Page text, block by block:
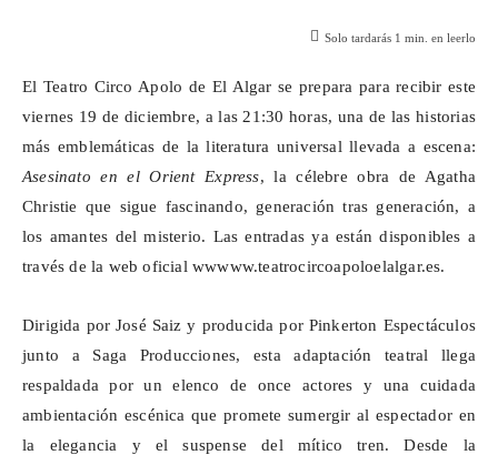
Solo tardarás 1 min. en leerlo
El Teatro Circo Apolo de El Algar se prepara para recibir este
viernes 19 de diciembre, a las 21:30 horas, una de las historias
más emblemáticas de la literatura universal llevada a escena:
Asesinato en elOrientExpress, la célebre obra de Agatha
Christie que sigue fascinando, generación tras generación, a
los amantes del misterio. Las entradas ya están disponibles a
través de la web oficial wwwww.teatrocircoapoloelalgar.es.
Dirigida por José Saiz y producida por Pinkerton Espectáculos
junto a Saga Producciones, esta adaptación teatral llega
respaldada por un elenco de once actores y una cuidada
ambientación escénica que promete sumergir al espectador en
la elegancia y el suspense del mítico tren. Desde la